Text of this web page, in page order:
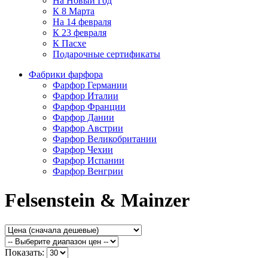
К 8 Марта
На 14 февраля
К 23 февраля
К Пасхе
Подарочные сертификаты
Фабрики фарфора
Фарфор Германии
Фарфор Италии
Фарфор Франции
Фарфор Дании
Фарфор Австрии
Фарфор Великобритании
Фарфор Чехии
Фарфор Испании
Фарфор Венгрии
Felsenstein & Mainzer
Показать: